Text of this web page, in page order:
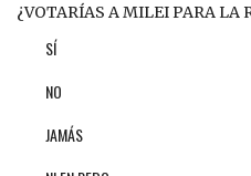
¿VOTARÍAS A MILEI PARA LA
SÍ
NO
JAMÁS